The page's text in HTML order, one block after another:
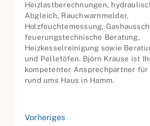
Heizlastberechnungen,
Abgleich, Rauchwarnmelder,
Holzfeuchtemessung,
feuerungstechnische Beratung,
Heizkesselreinigung sowie
und Pelletöfen. Björn Krause ist
kompetenter Ansprechpartner für
rund ums Haus in Hamm.
Vorheriges